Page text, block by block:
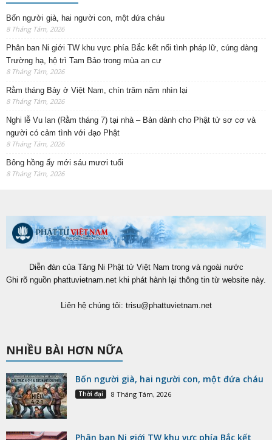
Bốn người già, hai người con, một đứa cháu
8 Tháng Tám, 2026
Phân ban Ni giới TW khu vực phía Bắc kết nối tình pháp lữ, cúng dàng
Trường hạ, hộ trì Tam Bảo trong mùa an cư
8 Tháng Tám, 2026
Rằm tháng Bảy ở Việt Nam, chín trăm năm nhìn lại
8 Tháng Tám, 2026
Nghi lễ Vu lan (Rằm tháng 7) tại nhà – Bản dành cho Phật tử sơ cơ và
người có cảm tình với đạo Phật
8 Tháng Tám, 2026
Bông hồng ấy mới sáu mươi tuổi
8 Tháng Tám, 2026
Diễn đàn của Tăng Ni Phật tử Việt Nam trong và ngoài nước
Ghi rõ nguồn phattuvietnam.net khi phát hành lại thông tin từ website này.
Liên hệ chúng tôi: trisu@phattuvietnam.net
NHIỀU BÀI HƠN NỮA
Bốn người già, hai người con, một đứa cháu
Thời đại 8 Tháng Tám, 2026
Phân ban Ni giới TW khu vực phía Bắc kết